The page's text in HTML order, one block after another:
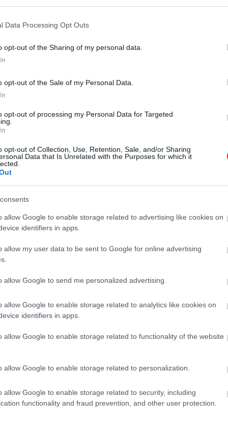
Data Processing Opt Outs
opt-out of the Sharing of my personal data.
opt-out of the Sale of my Personal Data.
opt-out of processing my Personal Data for Targeted
opt-out of Collection, Use, Retention, Sale, and/or Sharing
Data that Is Unrelated with the Purposes for which it
allow Google to enable storage related to advertising like cookies on
identifiers in apps.
allow my user data to be sent to Google for online advertising
allow Google to send me personalized advertising.
allow Google to enable storage related to analytics like cookies on
identifiers in apps.
allow Google to enable storage related to functionality of the website
allow Google to enable storage related to personalization.
allow Google to enable storage related to security, including
functionality and fraud prevention, and other user protection.
hogy velem jön, és ez jólesett,
először, amikor megismeri, és aztán
Ami közbül van, legtöbbször
Abban a naplóban, amelyben a feleség
amikor Lola beteges
kedni kezdett.
feleségét, így öregen és betegen is.
éven át éltünk együtt, volt
azt, hogy ennyire összenőttem vele,
pot után halt meg a kórházban.
esztendejét töltötte Bartha Vandával, aki
Eközben sohasem vált el feleségétől,
Az amerikai emigráció idején Molnár és
emeleten. Darvas Lili néhány
szerény fizetést is kapott, gondozta
férfit, és egyéb személyes ügyeket
a nála három évtizeddel idősebb íróba,
szerelmet érzett-e Vanda iránt,
előtt, 1947. augusztus 27- én
fellángolása az őt szerető asszony
bele újra a halálosan beteg,
véget. Molnár közvetlenül Vanda
amelyből néhány évvel később
lazán összeszerkesztett szubjektív